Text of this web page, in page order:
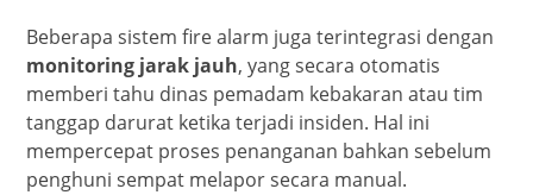
Beberapa sistem fire alarm juga terintegrasi dengan
monitoring jarak jauh, yang secara otomatis
memberi tahu dinas pemadam kebakaran atau tim
tanggap darurat ketika terjadi insiden. Hal ini
mempercepat proses penanganan bahkan sebelum
penghuni sempat melapor secara manual.